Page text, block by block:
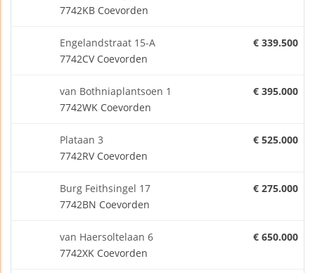
7742KB Coevorden
Engelandstraat 15-A
7742CV Coevorden
€ 339.500
van Bothniaplantsoen 1
7742WK Coevorden
€ 395.000
Plataan 3
7742RV Coevorden
€ 525.000
Burg Feithsingel 17
7742BN Coevorden
€ 275.000
van Haersoltelaan 6
7742XK Coevorden
€ 650.000